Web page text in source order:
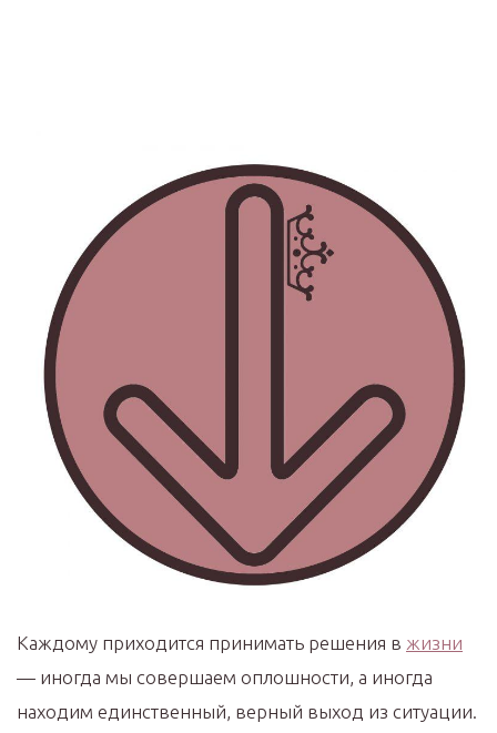
Каждому приходится принимать решения в жизни
— иногда мы совершаем оплошности, а иногда
находим единственный, верный выход из ситуации.